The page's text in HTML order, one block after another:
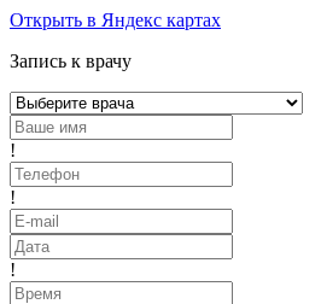
Открыть в Яндекс картах
Запись к врачу
!
!
!